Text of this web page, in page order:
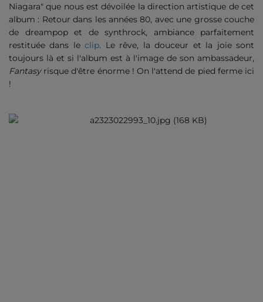
Niagara" que nous est dévoilée la direction artistique de cet
album : Retour dans les années 80, avec une grosse couche
de dreampop et de synthrock, ambiance parfaitement
restituée dans leclip. Le rêve, la douceur et la joie sont
toujours là et si l'album est à l'image de son ambassadeur,
Fantasy risque d'être énorme ! On l'attend de pied ferme ici
!